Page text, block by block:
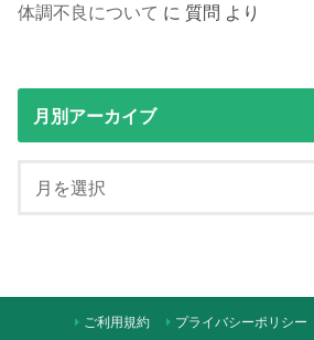
体調不良について に 質問 より
月別アーカイブ
ご利用規約 プライバシーポリシー